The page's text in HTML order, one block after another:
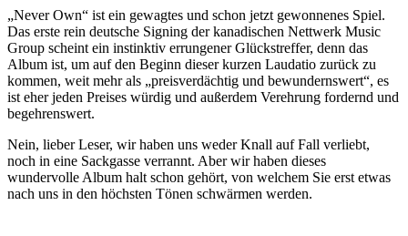
„Never Own“ ist ein gewagtes und schon jetzt gewonnenes Spiel.
Das erste rein deutsche Signing der kanadischen Nettwerk Music
Group scheint ein instinktiv errungener Glückstreffer, denn das
Album ist, um auf den Beginn dieser kurzen Laudatio zurück zu
kommen, weit mehr als „preisverdächtig und bewundernswert“, es
ist eher jeden Preises würdig und außerdem Verehrung fordernd und
begehrenswert.
Nein, lieber Leser, wir haben uns weder Knall auf Fall verliebt,
noch in eine Sackgasse verrannt. Aber wir haben dieses
wundervolle Album halt schon gehört, von welchem Sie erst etwas
nach uns in den höchsten Tönen schwärmen werden.